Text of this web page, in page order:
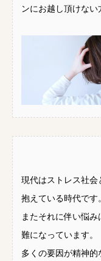
ンにお越し頂けない
現代はストレス社会
抱えている時代です
またそれに伴い悩
難になっています。
多くの要因が精神